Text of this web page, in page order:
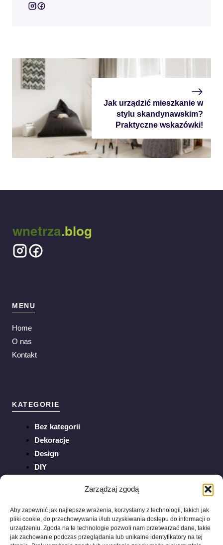
Zarządzaj zgodą
Aby zapewnić jak najlepsze wrażenia, korzystamy z technologii, takich jak
pliki cookie, do przechowywania i/lub uzyskiwania dostępu do informacji o
urządzeniu. Zgoda na te technologie pozwoli nam przetwarzać dane, takie
jak zachowanie podczas przeglądania lub unikalne identyfikatory na tej
Jak urządzić mieszkanie w
stylu skandynawskim?
Praktyczne wskazówki!
wnetrza.blog
MENU
Home
O nas
Kontakt
KATEGORIE
Bez kategorii
Dekoracje
Design
DIY
Porady
Sztuka
Trendy